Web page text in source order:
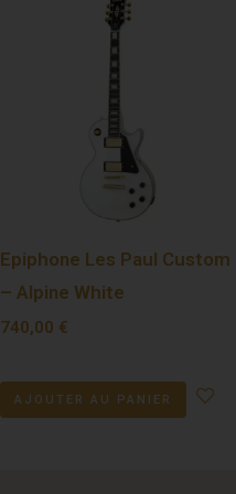
Epiphone Les Paul Custom
– Alpine White
740,00 €
AJOUTER AU PANIER